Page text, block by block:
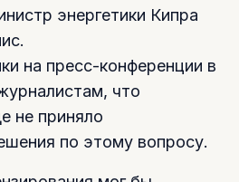
энергетики Кипра
на пресс-конференции в
что
не приняло
по этому вопросу.